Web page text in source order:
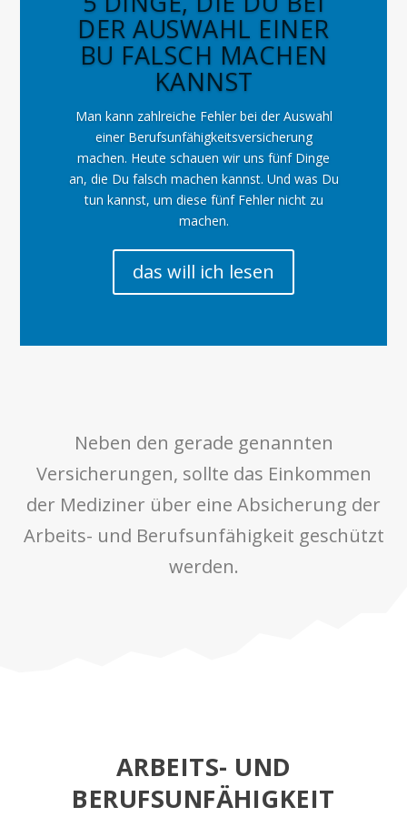
DER AUSWAHL EINER
BU FALSCH MACHEN
KANNST
Man kann zahlreiche Fehler bei der Auswahl
einer Berufsunfähigkeitsversicherung
machen. Heute schauen wir uns fünf Dinge
an, die Du falsch machen kannst. Und was Du
tun kannst, um diese fünf Fehler nicht zu
machen.
das will ich lesen
Neben den gerade genannten
Versicherungen, sollte das Einkommen
der Mediziner über eine Absicherung der
Arbeits- und Berufsunfähigkeit geschützt
werden.
ARBEITS- UND
BERUFSUNFÄHIGKEIT